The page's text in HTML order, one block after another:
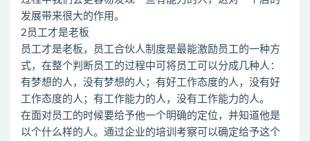
发展带来很大的作用。
2员工才是老板
员工才是老板，员工合伙人制度是最能激励员工的一种方
式，在整个判断员工的过程中可将员工可以分成几种人：
有梦想的人，没有梦想的人；有好工作态度的人，没有好
工作态度的人；有工作能力的人，没有工作能力的人。
在面对员工的时候要给予他一个明确的定位，并知道他是
以个什么样的人。通过企业的培训考察可以确定给予这个